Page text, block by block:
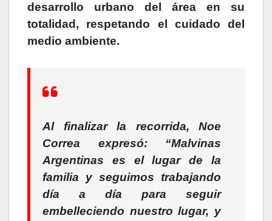
desarrollo urbano del área en su
totalidad, respetando el cuidado del
medio ambiente.
Al finalizar la recorrida, Noe
Correa expresó: “Malvinas
Argentinas es el lugar de la
familia y seguimos trabajando
día a día para seguir
embelleciendo nuestro lugar, y